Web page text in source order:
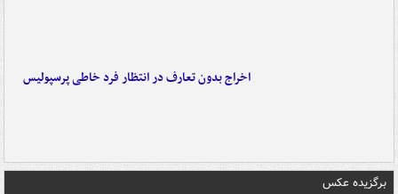
اخراج بدون تعارف در انتظار فرد خاطی پرسپولیس
برگزیده عکس